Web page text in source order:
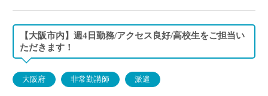
【大阪市内】週4日勤務/アクセス良好/高校生をご担当い
ただきます！
大阪府 非常勤講師 派遣